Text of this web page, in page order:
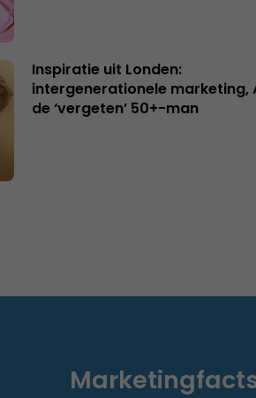
Inspiratie uit Londen:
intergenerationele marketing,
de ‘vergeten’ 50+-man